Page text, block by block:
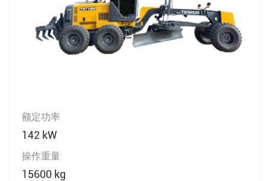
额定功率
142 kW
操作重量
15600 kg